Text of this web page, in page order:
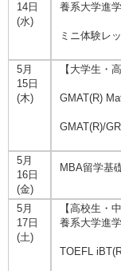
14日
(水)
養系大学進
ミニ体験レ
5月
15日
(木)
【大学生
GMAT(R)
GMAT(R)/
5月
16日
(金)
MBA留学基
5月
17日
(土)
【高校生・
養系大学進
TOEFL